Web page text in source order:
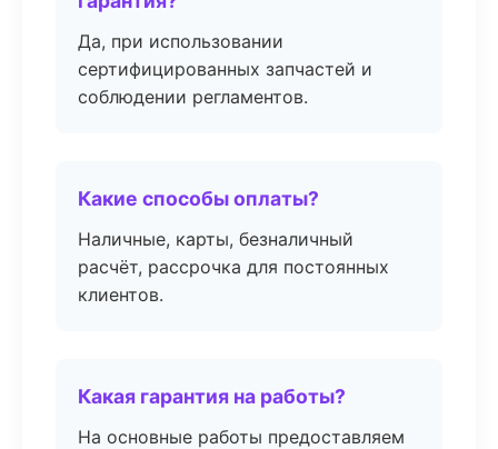
Да, при использовании
сертифицированных запчастей и
соблюдении регламентов.
Какие способы оплаты?
Наличные, карты, безналичный
расчёт, рассрочка для постоянных
клиентов.
Какая гарантия на работы?
На основные работы предоставляем